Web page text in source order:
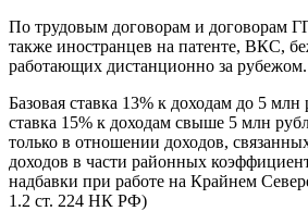
По трудовым договорам и договорам
также иностранцев на патенте, ВКС,
работающих дистанционно за рубежом.
Базовая ставка 13% к доходам до 5
ставка 15% к доходам свыше 5 млн
только в отношении доходов,
доходов в части районных
надбавки при работе на Крайнем
1.2 ст. 224 НК РФ)